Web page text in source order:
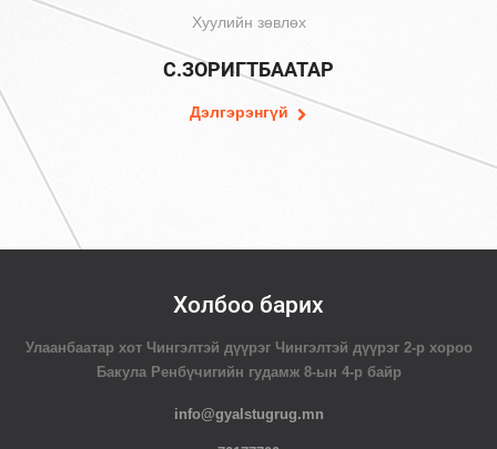
Хуулийн зөвлөх
С.ЗОРИГТБААТАР
Дэлгэрэнгүй
Холбоо барих
Улаанбаатар хот Чингэлтэй дүүрэг Чингэлтэй дүүрэг 2-р хороо
Бакула Ренбүчигийн гудамж 8-ын 4-р байр
info@gyalstugrug.mn